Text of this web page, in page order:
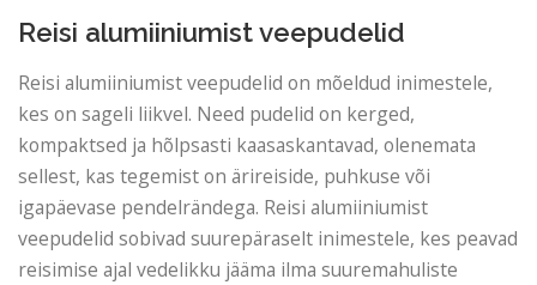
Reisi alumiiniumist veepudelid
Reisi alumiiniumist veepudelid on mõeldud inimestele,
kes on sageli liikvel. Need pudelid on kerged,
kompaktsed ja hõlpsasti kaasaskantavad, olenemata
sellest, kas tegemist on ärireiside, puhkuse või
igapäevase pendelrändega. Reisi alumiiniumist
veepudelid sobivad suurepäraselt inimestele, kes peavad
reisimise ajal vedelikku jääma ilma suuremahuliste